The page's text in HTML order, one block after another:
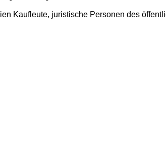
Kaufleute, juristische Personen des